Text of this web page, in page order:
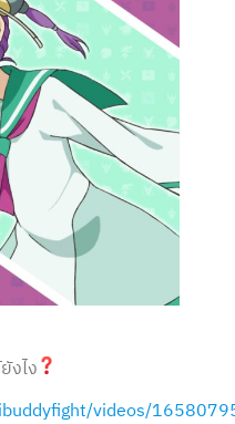
งไง
videos/